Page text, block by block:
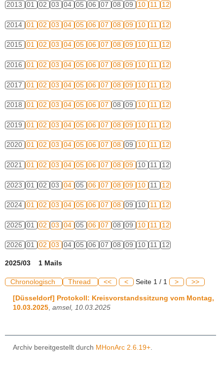
2013 01 02 03 04 05 06 07 08 09 10 11 12
2014 01 02 03 04 05 06 07 08 09 10 11 12
2015 01 02 03 04 05 06 07 08 09 10 11 12
2016 01 02 03 04 05 06 07 08 09 10 11 12
2017 01 02 03 04 05 06 07 08 09 10 11 12
2018 01 02 03 04 05 06 07 08 09 10 11 12
2019 01 02 03 04 05 06 07 08 09 10 11 12
2020 01 02 03 04 05 06 07 08 09 10 11 12
2021 01 02 03 04 05 06 07 08 09 10 11 12
2023 01 02 03 04 05 06 07 08 09 10 11 12
2024 01 02 03 04 05 06 07 08 09 10 11 12
2025 01 02 03 04 05 06 07 08 09 10 11 12
2026 01 02 03 04 05 06 07 08 09 10 11 12
2025/03 1 Mails
Chronologisch Thread << < Seite 1 / 1 > >>
[Düsseldorf] Protokoll: Kreisvorstandssitzung vom Montag,
10.03.2025 amsel, 10.03.2025
Archiv bereitgestellt durch MHonArc 2.6.19+.